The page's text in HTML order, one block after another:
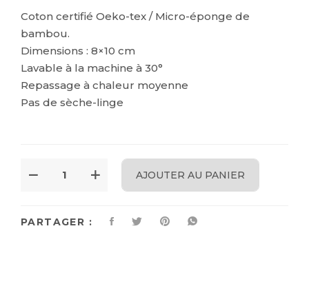
Coton certifié Oeko-tex / Micro-éponge de
bambou.
Dimensions : 8×10 cm
Lavable à la machine à 30°
Repassage à chaleur moyenne
Pas de sèche-linge
AJOUTER AU PANIER
PARTAGER :